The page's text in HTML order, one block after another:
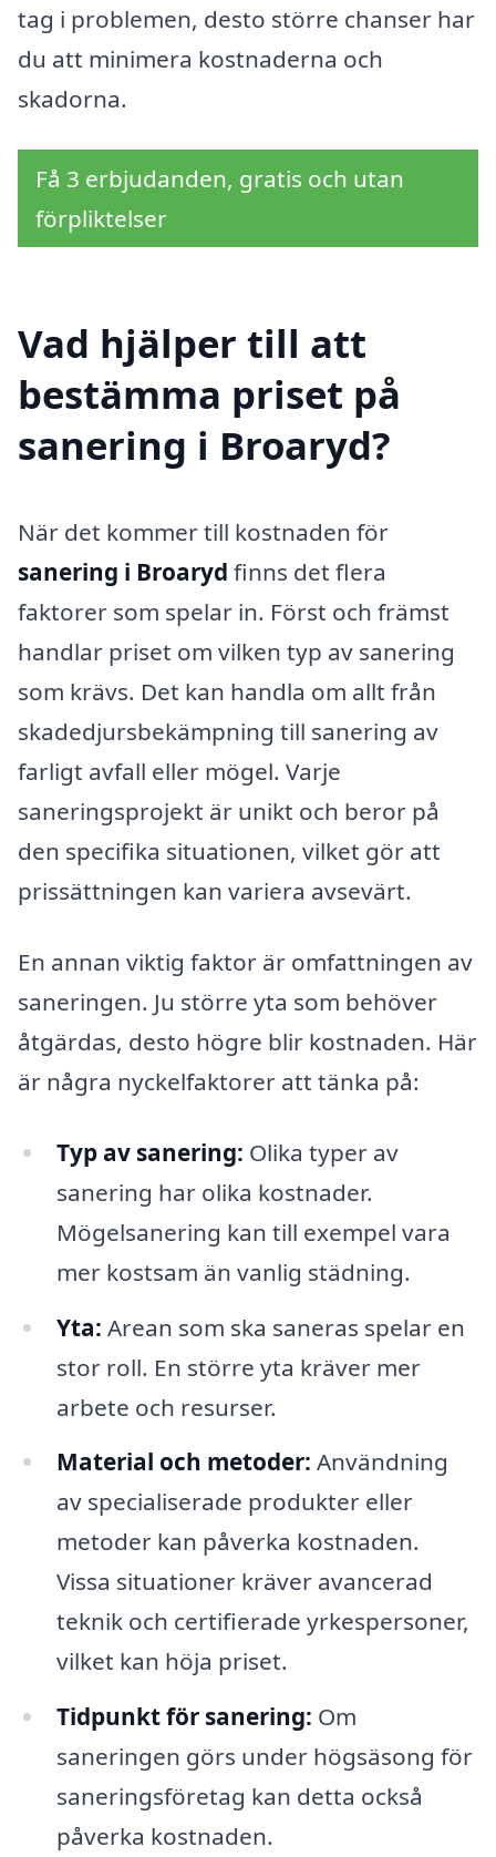
tag i problemen, desto större chanser har
du att minimera kostnaderna och
skadorna.
Få 3 erbjudanden, gratis och utan
förpliktelser
Vad hjälper till att
bestämma priset på
sanering i Broaryd?
När det kommer till kostnaden för
sanering i Broaryd finns det flera
faktorer som spelar in. Först och främst
handlar priset om vilken typ av sanering
som krävs. Det kan handla om allt från
skadedjursbekämpning till sanering av
farligt avfall eller mögel. Varje
saneringsprojekt är unikt och beror på
den specifika situationen, vilket gör att
prissättningen kan variera avsevärt.
En annan viktig faktor är omfattningen av
saneringen. Ju större yta som behöver
åtgärdas, desto högre blir kostnaden. Här
är några nyckelfaktorer att tänka på:
Typ av sanering: Olika typer av
sanering har olika kostnader.
Mögelsanering kan till exempel vara
mer kostsam än vanlig städning.
Yta: Arean som ska saneras spelar en
stor roll. En större yta kräver mer
arbete och resurser.
Material och metoder: Användning
av specialiserade produkter eller
metoder kan påverka kostnaden.
Vissa situationer kräver avancerad
teknik och certifierade yrkespersoner,
vilket kan höja priset.
Tidpunkt för sanering: Om
saneringen görs under högsäsong för
saneringsföretag kan detta också
påverka kostnaden.